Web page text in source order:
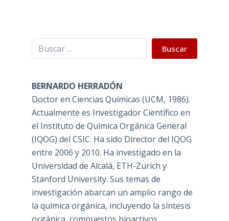
Buscar Buscar
BERNARDO HERRADÓN
Doctor en Ciencias Químicas (UCM, 1986).
Actualmente es Investigador Científico en
el Instituto de Química Orgánica General
(IQOG) del CSIC. Ha sido Director del IQOG
entre 2006 y 2010. Ha investigado en la
Universidad de Alcalá, ETH-Zürich y
Stanford University. Sus temas de
investigación abarcan un amplio rango de
la química orgánica, incluyendo la síntesis